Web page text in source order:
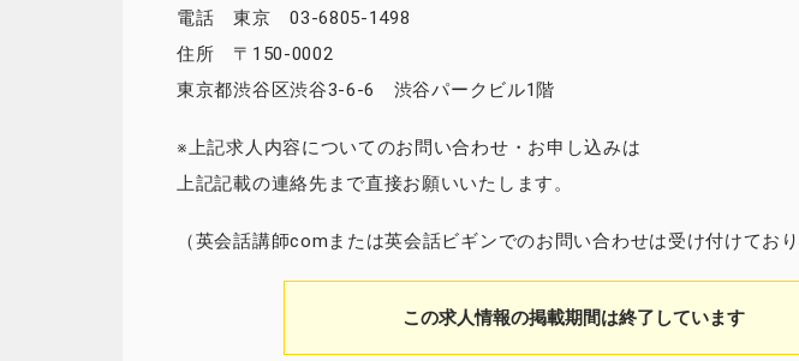
電話 東京 03-6805-1498
住所 〒150-0002
東京都渋谷区渋谷3-6-6 渋谷パークビル1階
※上記求人内容についてのお問い合わせ・お申し込みは
上記記載の連絡先まで直接お願いいたします。
（英会話講師comまたは英会話ビギンでのお問い合わせは受け付けており
この求人情報の掲載期間は終了しています